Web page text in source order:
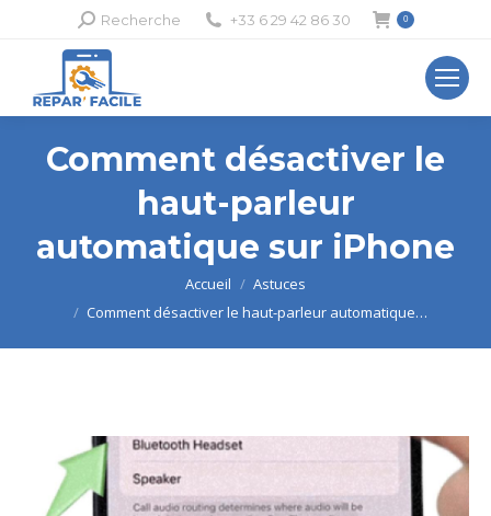
Recherche
Recherche +33 6 29 42 86 30 0
Comment désactiver le
haut-parleur
automatique sur iPhone
Accueil
Astuces
Comment désactiver le haut-parleur automatique…